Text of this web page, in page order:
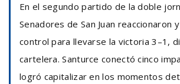
En el segundo partido de la doble
Senadores de San Juan reaccionaron
control para llevarse la victoria 3–1,
cartelera. Santurce conectó cinco
logró capitalizar en los momentos